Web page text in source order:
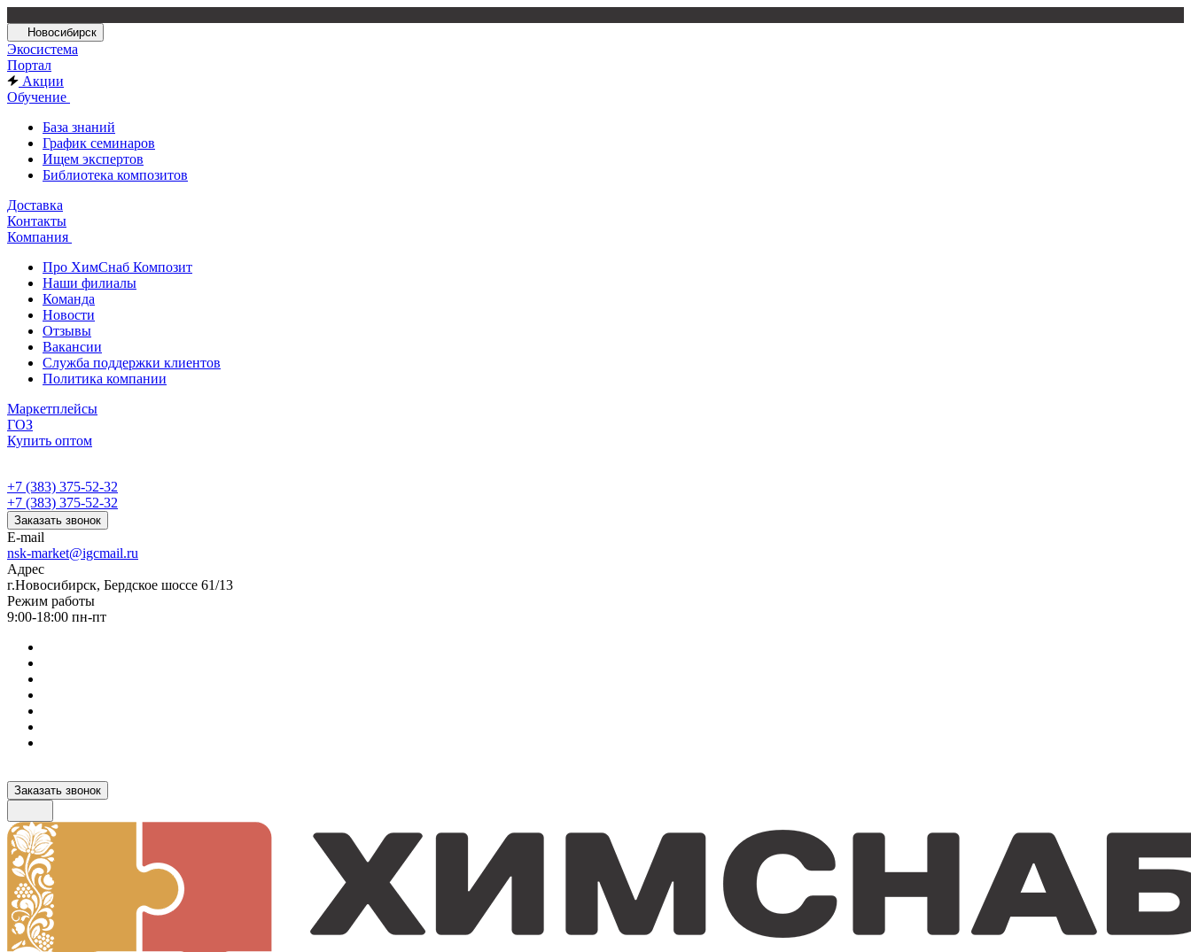
Новосибирск
Экосистема
Портал
Акции
Обучение
База знаний
График семинаров
Ищем экспертов
Библиотека композитов
Доставка
Контакты
Компания
Про ХимСнаб Композит
Наши филиалы
Команда
Новости
Отзывы
Вакансии
Служба поддержки клиентов
Политика компании
Маркетплейсы
ГОЗ
Купить оптом
+7 (383) 375-52-32
+7 (383) 375-52-32
Заказать звонок
E-mail
nsk-market@igcmail.ru
Адрес
г.Новосибирск, Бердское шоссе 61/13
Режим работы
9:00-18:00 пн-пт
Заказать звонок